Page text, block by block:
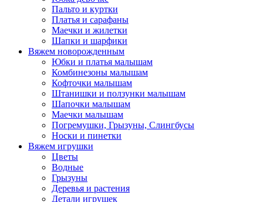
Пальто и куртки
Платья и сарафаны
Маечки и жилетки
Шапки и шарфики
Вяжем новорожденным
Юбки и платья малышам
Комбинезоны малышам
Кофточки малышам
Штанишки и ползунки малышам
Шапочки малышам
Маечки малышам
Погремушки, Грызуны, Слингбусы
Носки и пинетки
Вяжем игрушки
Цветы
Водные
Грызуны
Деревья и растения
Детали игрушек